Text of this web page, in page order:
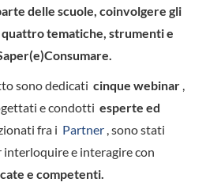
delle scuole, coinvolgere gli
tematiche, strumenti e
sono dedicati cinque webinar ,
e condotti esperte ed
fra i Partner , sono stati
interloquire e interagire con
e competenti.